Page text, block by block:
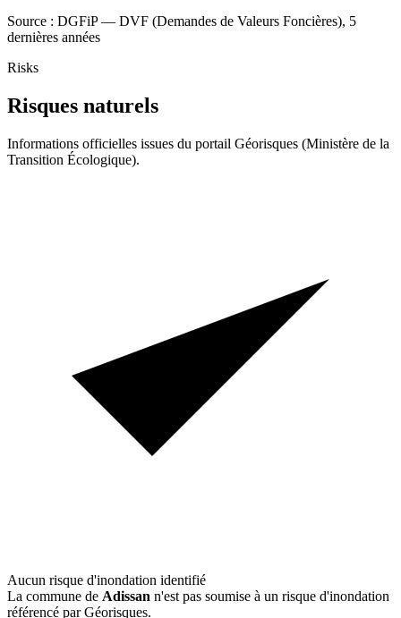
Source : DGFiP — DVF (Demandes de Valeurs Foncières), 5
dernières années
Risks
Risques naturels
Informations officielles issues du portail Géorisques (Ministère de la
Transition Écologique).
Aucun risque d'inondation identifié
La commune de Adissan n'est pas soumise à un risque d'inondation
référencé par Géorisques.